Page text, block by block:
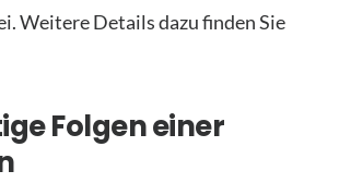
Weitere Details dazu finden Sie
Folgen einer